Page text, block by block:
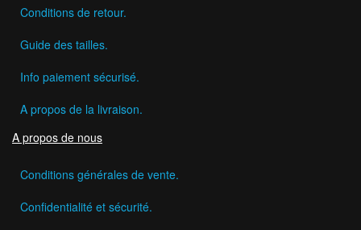
Conditions de retour.
Guide des tailles.
Info paiement sécurisé.
A propos de la livraison.
A propos de nous
Conditions générales de vente.
Confidentialité et sécurité.